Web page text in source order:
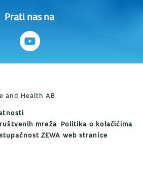
Prati nas na
and Health AB
mreža Politika o kolačićima
ZEWA web stranice